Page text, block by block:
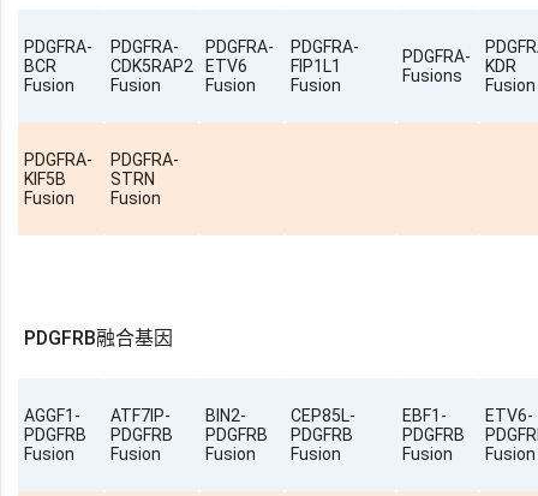
PDGFRA-
BCR
Fusion
PDGFRA-
CDK5RAP2
Fusion
PDGFRA-
ETV6
Fusion
PDGFRA-
FIP1L1
Fusion
PDGFRA-
Fusions
KDR
Fusion
PDGFRA-
KIF5B
Fusion
PDGFRA-
STRN
Fusion
PDGFRB融合基因
AGGF1-
PDGFRB
Fusion
ATF7IP-
PDGFRB
Fusion
BIN2-
PDGFRB
Fusion
CEP85L-
PDGFRB
Fusion
EBF1-
PDGFRB
Fusion
ETV6-
Fusion